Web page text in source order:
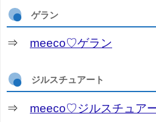
ゲラン
⇒ meeco♡ゲラン
ジルスチュアート
⇒ meeco♡ジルスチュア